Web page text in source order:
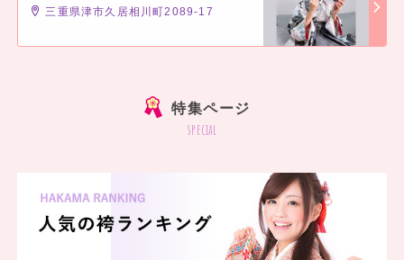
三重県津市久居相川町2089-17
特集ページ
special